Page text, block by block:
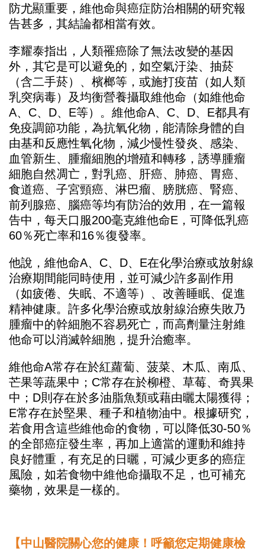
防尤顯重要，維他命與癌症防治相關的研究報
告甚多，其結論都相當有效。
李耀泰指出，人類罹癌除了無法改變的基因
外，其它是可以避免的，如空氣汙染、抽菸
（含二手菸）、檳榔等，或施打疫苗（如人類
乳突病毒）及均衡營養攝取維他命（如維他命
A、C、D、E等）。維他命A、C、D、E都具有
免疫調節功能，為抗氧化物，能清除身體的自
由基和反應性氧化物，減少慢性發炎、感染、
血管新生、腫瘤細胞的增殖和轉移，誘導腫瘤
細胞自然凋亡，對乳癌、肝癌、肺癌、胃癌、
食道癌、子宮頸癌、淋巴瘤、膀胱癌、腎癌、
前列腺癌、腦癌等均有防治的效用，在一篇報
告中，每天口服200毫克維他命E，可降低乳癌
60％死亡率和16％復發率。
他說，維他命A、C、D、E在化學治療或放射線
治療期間能同時使用，並可減少許多副作用
（如疲倦、失眠、不適等）、改善睡眠、促進
精神健康。許多化學治療或放射線治療失敗乃
腫瘤中的幹細胞不容易死亡，而高劑量注射維
他命可以消滅幹細胞，提升治癒率。
維他命A常存在於紅蘿蔔、菠菜、木瓜、南瓜、
芒果等蔬果中；C常存在於柳橙、草莓、奇異果
中；D則存在於多油脂魚類或藉由曬太陽獲得；
E常存在於堅果、種子和植物油中。根據研究，
若食用含這些維他命的食物，可以降低30-50％
的全部癌症發生率，再加上適當的運動和維持
良好體重，有充足的日曬，可減少更多的癌症
風險，如若食物中維他命攝取不足，也可補充
藥物，效果是一樣的。
【中山醫院關心您的健康！呼籲您定期健康檢